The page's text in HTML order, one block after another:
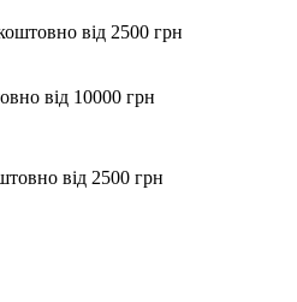
від 2500 грн
від 10000 грн
від 2500 грн